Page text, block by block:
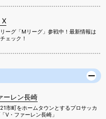
X
ーグ「Mリーグ」参戦中！最新情報は
ェック！
ーレン長崎
市町をホームタウンとするプロサッカ
V・ファーレン長崎」